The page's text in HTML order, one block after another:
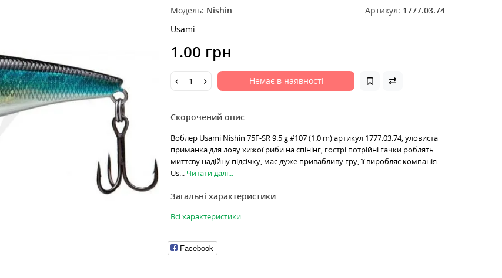
Модель: Nishin Артикул: 1777.03.74
Usami
1.00 грн
Немає в наявності
Скорочений опис
Воблер Usami Nishin 75F-SR 9.5 g #107 (1.0 m) артикул 1777.03.74, уловиста
приманка для лову хижої риби на спінінг, гострі потрійні гачки роблять
миттєву надійну підсічку, має дуже привабливу гру, її виробляє компанія
Us... Читати далі...
Загальні характеристики
Всі характеристики
Facebook